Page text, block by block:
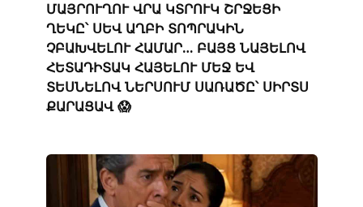
ՄԱՅՐՈՒՂՈՒ ՎՐԱ ԿՏՐՈՒԿ ՇՐՋԵՑԻ
ՂԵԿԸ՝ ՍԵՎ ԱՂԲԻ ՏՈՊՐԱԿԻՆ
ՉԲԱԽՎԵԼՈՒ ՀԱՄԱՐ… ԲԱՅՑ ՆԱՅԵԼՈՎ
ՀԵՏԱԴԻՏԱԿ ՀԱՅԵԼՈՒ ՄԵՋ ԵՎ
ՏԵՍՆԵԼՈՎ ՆԵՐՍՈՒՄ ՍԱՌԱԾԸ՝ ՍԻՐՏՍ
ՔԱՐԱՑԱՎ 😱